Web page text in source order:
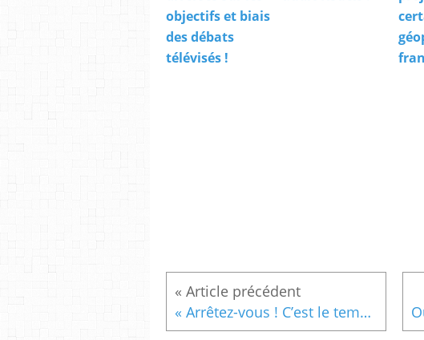
objectifs et biais
des débats
télévisés !
« Arrêtez-vous ! C’est le temps de la paix !...